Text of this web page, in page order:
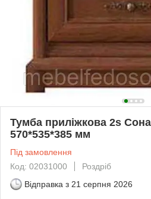
Тумба приліжкова 2s
570*535*385 мм
Під замовлення
Код: 02031000
Роздріб
Відправка з 21 серпня 2026